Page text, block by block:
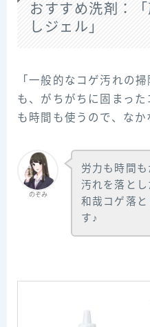
おすすめ洗剤：
しジェル」
「一般的なコゲ汚れの
も、がちがちに固まっ
も時間も使うので、な
のぞみ
労力も時間
汚れを落と
和哉コゲ落
す♪